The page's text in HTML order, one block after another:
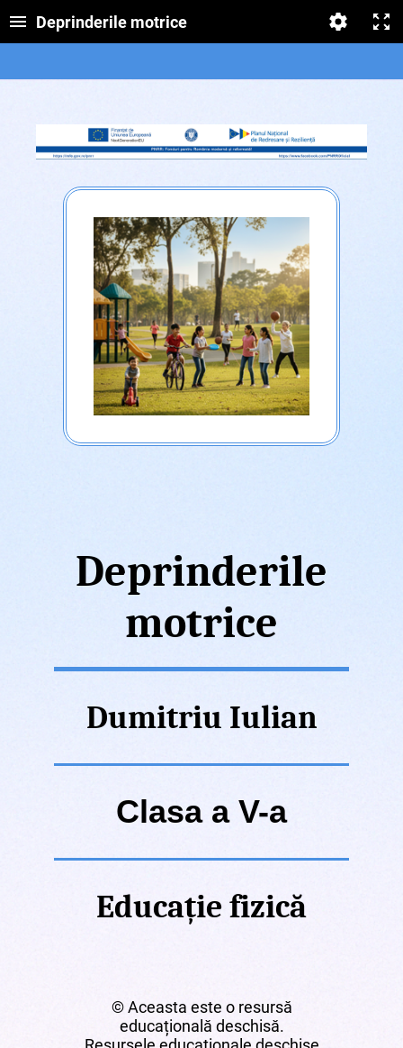
Deprinderile motrice
Deprinderile
motrice
Dumitriu Iulian
Clasa a V-a
Educație fizică
© Aceasta este o resursă
educațională deschisă.